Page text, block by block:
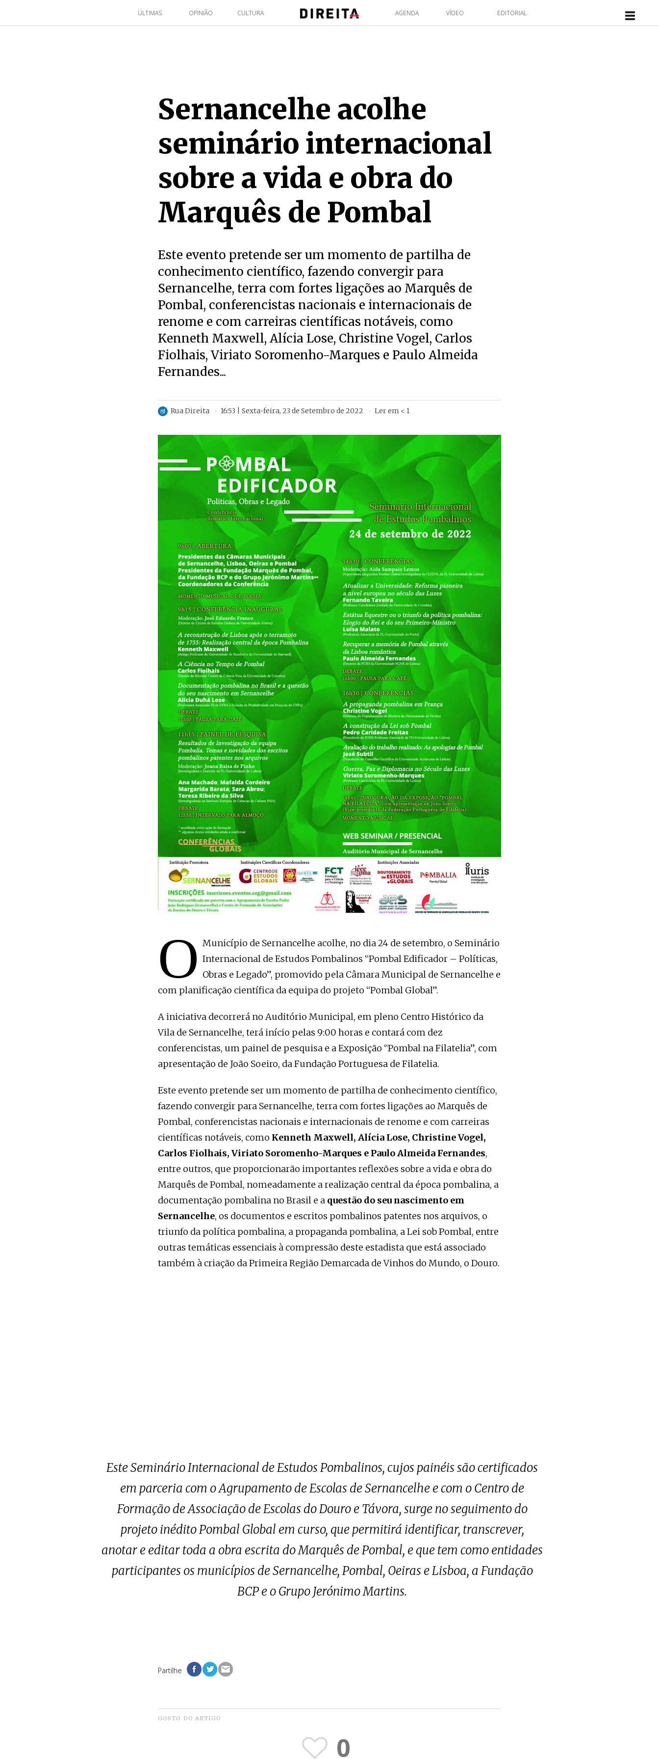
ÚLTIMAS OPINIÃO CULTURA AGENDA VÍDEO EDITORIAL
Sernancelhe acolhe
seminário internacional
sobre a vida e obra do
Marquês de Pombal
Este evento pretende ser um momento de partilha de
conhecimento científico, fazendo convergir para
Sernancelhe, terra com fortes ligações ao Marquês de
Pombal, conferencistas nacionais e internacionais de
renome e com carreiras científicas notáveis, como
Kenneth Maxwell, Alícia Lose, Christine Vogel, Carlos
Fiolhais, Viriato Soromenho-Marques e Paulo Almeida
Fernandes...
Rua Direita 16:53 | Sexta-feira, 23 de Setembro de 2022 Ler em < 1
O Município de Sernancelhe acolhe, no dia 24 de setembro, o Seminário
Internacional de Estudos Pombalinos “Pombal Edificador – Políticas,
Obras e Legado”, promovido pela Câmara Municipal de Sernancelhe e
com planificação científica da equipa do projeto “Pombal Global”.
A iniciativa decorrerá no Auditório Municipal, em pleno Centro Histórico da
Vila de Sernancelhe, terá início pelas 9:00 horas e contará com dez
conferencistas, um painel de pesquisa e a Exposição “Pombal na Filatelia”, com
apresentação de João Soeiro, da Fundação Portuguesa de Filatelia.
Este evento pretende ser um momento de partilha de conhecimento científico,
fazendo convergir para Sernancelhe, terra com fortes ligações ao Marquês de
Pombal, conferencistas nacionais e internacionais de renome e com carreiras
científicas notáveis, como Kenneth Maxwell, Alícia Lose, Christine Vogel,
Carlos Fiolhais, Viriato Soromenho-Marques e Paulo Almeida Fernandes,
entre outros, que proporcionarão importantes reflexões sobre a vida e obra do
Marquês de Pombal, nomeadamente a realização central da época pombalina, a
documentação pombalina no Brasil e a questão do seu nascimento em
Sernancelhe, os documentos e escritos pombalinos patentes nos arquivos, o
triunfo da política pombalina, a propaganda pombalina, a Lei sob Pombal, entre
outras temáticas essenciais à compressão deste estadista que está associado
também à criação da Primeira Região Demarcada de Vinhos do Mundo, o Douro.
Este Seminário Internacional de Estudos Pombalinos, cujos painéis são certificados
em parceria com o Agrupamento de Escolas de Sernancelhe e com o Centro de
Formação de Associação de Escolas do Douro e Távora, surge no seguimento do
projeto inédito Pombal Global em curso, que permitirá identificar, transcrever,
anotar e editar toda a obra escrita do Marquês de Pombal, e que tem como entidades
participantes os municípios de Sernancelhe, Pombal, Oeiras e Lisboa, a Fundação
BCP e o Grupo Jerónimo Martins.
Partilhe
GOSTO DO ARTIGO
0